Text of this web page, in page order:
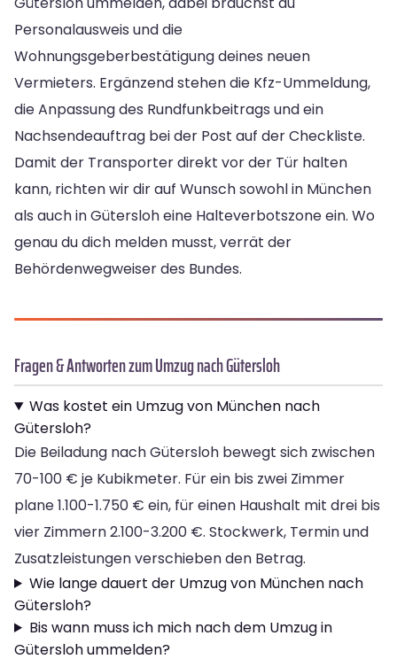
Personalausweis und die
Wohnungsgeberbestätigung deines neuen
Vermieters. Ergänzend stehen die Kfz-Ummeldung,
die Anpassung des Rundfunkbeitrags und ein
Nachsendeauftrag bei der Post auf der Checkliste.
Damit der Transporter direkt vor der Tür halten
kann, richten wir dir auf Wunsch sowohl in München
als auch in Gütersloh eine Halteverbotszone ein. Wo
genau du dich melden musst, verrät der
Behördenwegweiser des Bundes.
Fragen & Antworten zum Umzug nach Gütersloh
Was kostet ein Umzug von München nach
Gütersloh?
Die Beiladung nach Gütersloh bewegt sich zwischen
70-100 € je Kubikmeter. Für ein bis zwei Zimmer
plane 1.100-1.750 € ein, für einen Haushalt mit drei bis
vier Zimmern 2.100-3.200 €. Stockwerk, Termin und
Zusatzleistungen verschieben den Betrag.
Wie lange dauert der Umzug von München nach
Gütersloh?
Bis wann muss ich mich nach dem Umzug in
Gütersloh ummelden?